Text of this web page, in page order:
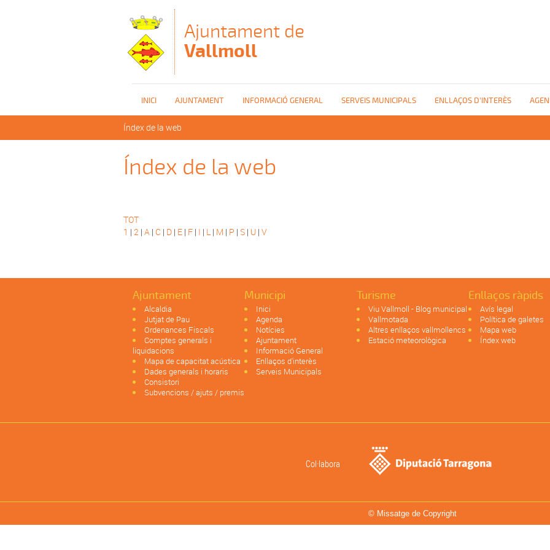
Ajuntament de
Vallmoll
INICI AJUNTAMENT INFORMACIÓ GENERAL SERVEIS MUNICIPALS ENLLAÇOS D'INTERÈS
Índex de la web
Índex de la web
TOT
1 | 2 | A | C | D | E | F | I | L | M | P | S | U | V
Ajuntament
Alcaldia
Jutjat de Pau
Ordenances Fiscals
Comptes generals i
liquidacions
Mapa de capacitat acústica
Dades generals i horaris
Consistori
Subvencions / ajuts / premis
Municipi
Inici
Agenda
Notícies
Ajuntament
Informació General
Enllaços d'interès
Serveis Municipals
Turisme
Viu Vallmoll - Blog municipal
Vallmotada
Altres enllaços vallmollencs
Estació meteorològica
Enllaços ràpids
Avís legal
Política de galetes
Mapa web
Índex web
Col·labora
© Missatge de Copyright